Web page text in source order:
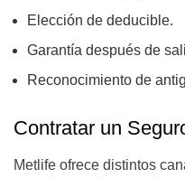
Elección de deducible.
Garantía después de
Reconocimiento de
Contratar un
Metlife ofrece distintos